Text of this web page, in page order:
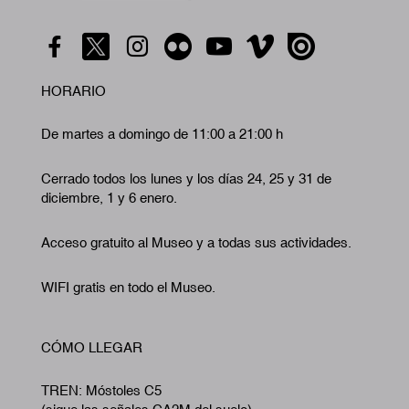
HORARIO
De martes a domingo de 11:00 a 21:00 h
Cerrado todos los lunes y los días 24, 25 y 31 de
diciembre, 1 y 6 enero.
Acceso gratuito al Museo y a todas sus actividades.
WIFI gratis en todo el Museo.
CÓMO LLEGAR
TREN: Móstoles C5